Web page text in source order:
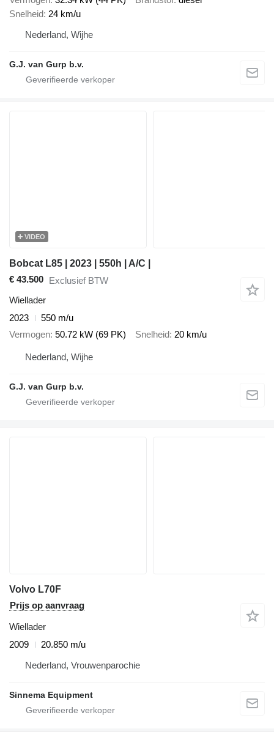
Snelheid 24 km/u
Nederland, Wijhe
G.J. van Gurp b.v.
VIDEO
Bobcat L85 | 2023 | 550h | A/C |
€ 43.500 Exclusief BTW
Wiellader
2023
550 m/u
Vermogen 50.72 kW (69 PK) Snelheid 20 km/u
Nederland, Wijhe
G.J. van Gurp b.v.
Volvo L70F
Prijs op aanvraag
Wiellader
2009
20.850 m/u
Nederland, Vrouwenparochie
Sinnema Equipment